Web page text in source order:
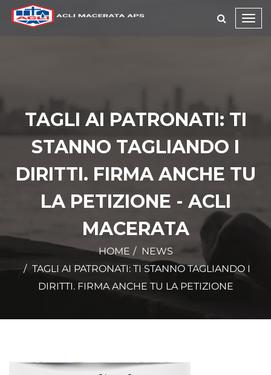
TAGLI AI PATRONATI: TI
STANNO TAGLIANDO I
DIRITTI. FIRMA ANCHE TU
LA PETIZIONE - ACLI
MACERATA
HOME
NEWS
TAGLI AI PATRONATI: TI STANNO TAGLIANDO I
DIRITTI. FIRMA ANCHE TU LA PETIZIONE